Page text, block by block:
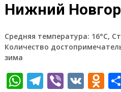
Нижний
Средняя температура: 16°C,
Количество
зима
WhatsApp
Telegram
Viber
VK